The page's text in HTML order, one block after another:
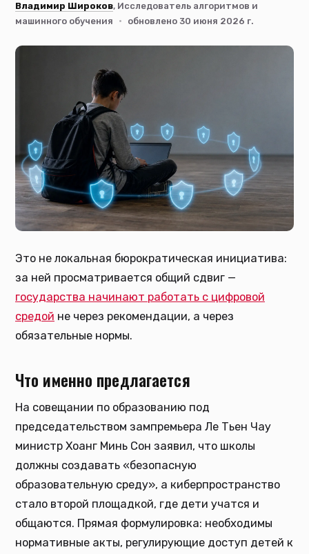
Владимир Широков, Исследователь алгоритмов и
машинного обучения
· обновлено 30 июня 2026 г.
Это не локальная бюрократическая инициатива:
за ней просматривается общий сдвиг —
государства начинают работать с цифровой
средой не через рекомендации, а через
обязательные нормы.
Что именно предлагается
На совещании по образованию под
председательством зампремьера Ле Тьен Чау
министр Хоанг Минь Сон заявил, что школы
должны создавать «безопасную
образовательную среду», а киберпространство
стало второй площадкой, где дети учатся и
общаются. Прямая формулировка: необходимы
нормативные акты, регулирующие доступ детей к